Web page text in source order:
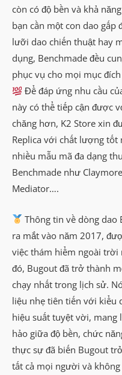
còn có độ bền và khả
bạn cần một con dao gấp
lưỡi dao chiến thuật hay
dụng, Benchmade đều
phục vụ cho mọi mục
Để đáp ứng nhu cầu
này có thể tiếp cận được
chăng hơn, K2 Store xin
Replica với chất lượng
nhiều mẫu mã đa dạng
Benchmade như
Mediator….
Thông tin về dòng dao
ra mắt vào năm 2017,
việc thám hiểm ngoài trời
đó, Bugout đã trở thành
chạy nhất trong lịch sử.
liệu nhẹ tiên tiến với kiểu
hiệu suất tuyệt vời, mang
hảo giữa độ bền, chức
thực sự đã biến Bugout
tất cả mọi người và